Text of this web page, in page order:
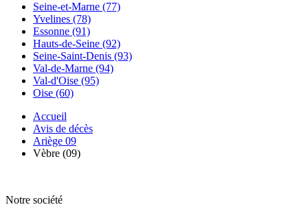
Seine-et-Marne (77)
Yvelines (78)
Essonne (91)
Hauts-de-Seine (92)
Seine-Saint-Denis (93)
Val-de-Marne (94)
Val-d'Oise (95)
Oise (60)
Accueil
Avis de décès
Ariège 09
Vèbre (09)
Notre société